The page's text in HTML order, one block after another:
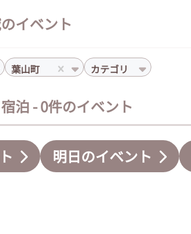
イベント
葉山町 カテゴリ
泊 - 0件のイベント
明日のイベント